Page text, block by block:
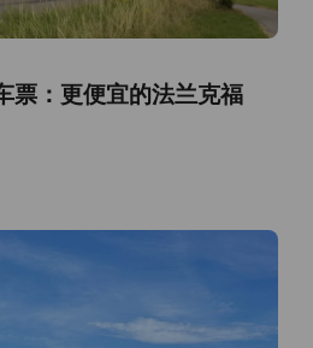
票：更便宜的法兰克福